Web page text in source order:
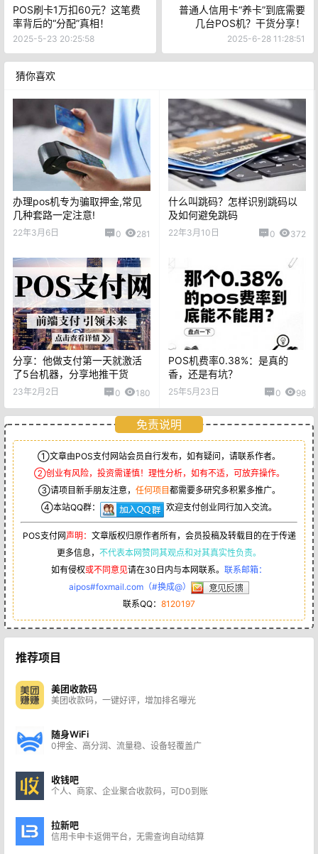
POS刷卡1万扣60元？这笔费
率背后的“分配”真相！
2025-5-23 20:25:58
普通人信用卡“养卡”到底需要
几台POS机？干货分享！
2025-6-28 11:28:51
猜你喜欢
办理pos机专为骗取押金,常见
几种套路一定注意!
22年3月6日 0 281
什么叫跳码？怎样识别跳码以
及如何避免跳码
22年3月10日 0 372
分享：他做支付第一天就激活
了5台机器，分享地推干货
23年2月2日 0 180
POS机费率0.38%：是真的
香，还是有坑？
25年5月23日 0 98
免责说明
①文章由POS支付网站会员自行发布，如有疑问，请联系作者。
②创业有风险，投资需谨慎！理性分析，如有不适，可放弃操作。
③请项目新手朋友注意， 任何项目 都需要多研究多积累多推广。
④本站QQ群：
欢迎支付创业同行加入交流。
POS支付网声明： 文章版权归原作者所有，会员投稿及转载目的在于传递
更多信息， 不代表本网赞同其观点和对其真实性负责。
如有侵权或不同意见请在30日内与本网联系。 联系邮箱：
aipos#foxmail.com（#换成@）
联系QQ： 8120197
推荐项目
美团收款码
美团收款码，一键好评，增加排名曝光
随身WiFi
0押金、高分润、流量稳、设备轻覆盖广
收钱吧
个人、商家、企业聚合收款码，可D0到账
拉新吧
信用卡申卡返佣平台，无需查询自动结算